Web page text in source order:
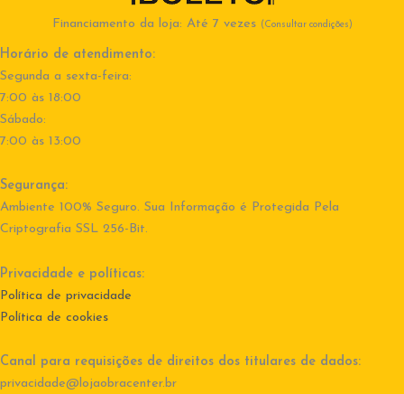
Financiamento da loja: Até 7 vezes (Consultar condições)
Horário de atendimento:
Segunda a sexta-feira:
7:00 às 18:00
Sábado:
7:00 às 13:00
Segurança:
Ambiente 100% Seguro. Sua Informação é Protegida Pela
Criptografia SSL 256-Bit.
Privacidade e políticas:
Política de privacidade
Política de cookies
Canal para requisições de direitos dos titulares de dados:
privacidade@lojaobracenter.br